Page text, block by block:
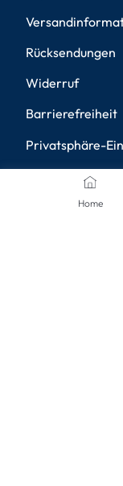
Home
Rücksendungen
Widerruf
Barrierefreiheit
Privatsphäre-